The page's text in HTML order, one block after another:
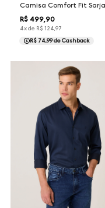
R$ 499,90
4x de R$ 124,97
R$ 74,99de Cashback